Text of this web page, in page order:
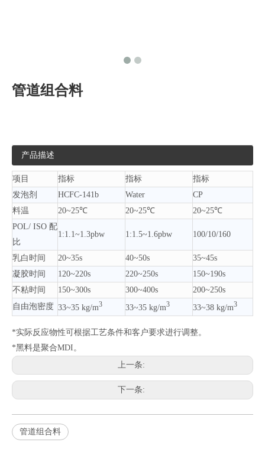
管道组合料
产品描述
项目 指标 指标
指标
发泡剂
HCFC-141b Water
CP
料温
20~25℃ 20~25℃
20~25℃
POL/ ISO 配
比
1:1.1~1.3pbw 1:1.5~1.6pbw 100/10/160
乳白时间 20~35s 40~50s
35~45s
凝胶时间
120~220s 220~250s
150~190s
不粘时间
150~300s 300~400s
200~250s
自由泡密度 33~35 kg/m3 33~35 kg/m3 33~38 kg/m3
*实际反应物性可根据工艺条件和客户要求进行调整。
*黑料是聚合MDI。
上一条:
下一条:
管道组合料